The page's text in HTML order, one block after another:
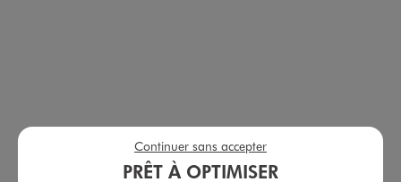
PRÊT À OPTIMISER
Continuer sans accepter